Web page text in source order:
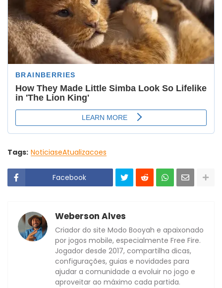
Tags: NoticiaseAtualizacoes
Facebook
Weberson Alves
Criador do site Modo Booyah e apaixonado
por jogos mobile, especialmente Free Fire.
Jogador desde 2017, compartilha dicas,
configurações, guias e novidades para
ajudar a comunidade a evoluir no jogo e
aproveitar ao máximo cada partida.